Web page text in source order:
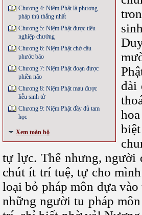
Chương 4: Niệm Phật là phương
pháp thù thắng nhất
Chương 5: Niệm Phật được tiêu
nghiệp chướng
Chương 6: Niệm Phật chớ cầu
phước báo
Chương 7: Niệm Phật đoạn được
phiền não
Chương 8: Niệm Phật mau được
liễu sinh tử
Chương 9: Niệm Phật đầy đủ tam
học
Xem toàn bộ
đài
tự lực. Thế nhưng, người
chút ít trí tuệ, tự cho
loại bỏ pháp môn dựa
những người tu pháp